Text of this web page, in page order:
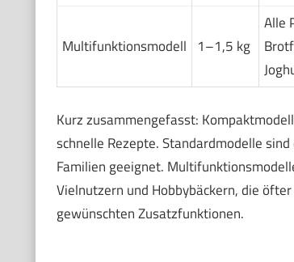
Multifunktionsmodell 1–1,5 kg
Alle
Kurz zusammengefasst:
schnelle Rezepte. Standardmodelle
Familien geeignet.
Vielnutzern und Hobbybäckern, die
gewünschten Zusatzfunktionen.